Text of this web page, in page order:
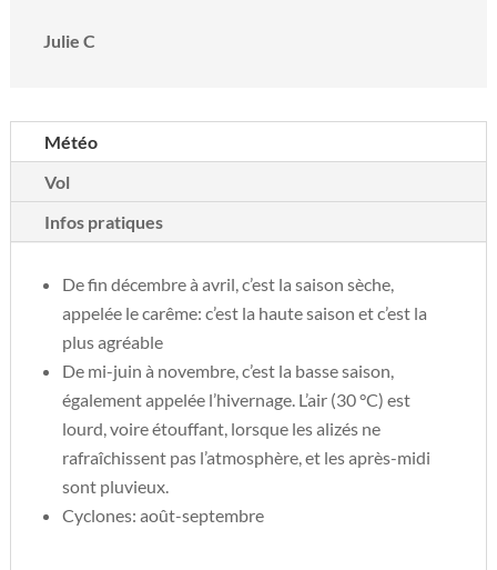
Julie C
Météo
Vol
Infos pratiques
De fin décembre à avril, c’est la saison sèche,
appelée le carême: c’est la haute saison et c’est la
plus agréable
De mi-juin à novembre, c’est la basse saison,
également appelée l’hivernage. L’air (30 °C) est
lourd, voire étouffant, lorsque les alizés ne
rafraîchissent pas l’atmosphère, et les après-midi
sont pluvieux.
Cyclones: août-septembre